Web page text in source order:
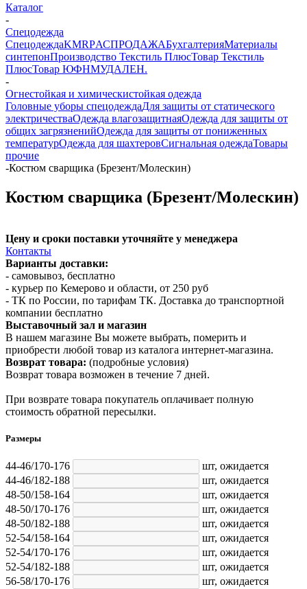
Каталог
-
Спецодежда
СпецодеждаKMRPАСПРОДАЖАБухгалтерияМатериалы
синтепонПроизводство Текстиль ПлюсТовар Текстиль
ПлюсТовар ЮФНМУДАЛЕН.
-
Огнестойкая и химическистойкая одежда
Головные уборы спецодеждаДля защиты от статического
электричестваОдежда влагозащитнаяОдежда для защиты от
общих загрязненийОдежда для защиты от пониженных
температурОдежда для шахтеровСигнальная одеждаТовары
прочие
-Костюм сварщика (Брезент/Молескин)
Костюм сварщика (Брезент/Молескин)
Цену и сроки поставки уточняйте у менеджера
Контакты
Варианты доставки:
- самовывоз, бесплатно
- курьер по Кемерово и области, от 250 руб
- ТК по России, по тарифам ТК. Доставка до транспортной
компании бесплатно
Выставочный зал и магазин
В нашем магазине Вы можете выбрать, померить и
приобрести любой товар из каталога интернет-магазина.
Возврат товара: (подробные условия)
Возврат товара возможен в течение 7 дней.
При возврате товара покупатель оплачивает полную
стоимость обратной пересылки.
Размеры
44-46/170-176 шт, ожидается
44-46/182-188
шт, ожидается
48-50/158-164
шт, ожидается
48-50/170-176
шт, ожидается
48-50/182-188
шт, ожидается
52-54/158-164
шт, ожидается
52-54/170-176
шт, ожидается
52-54/182-188
шт, ожидается
56-58/170-176
шт, ожидается